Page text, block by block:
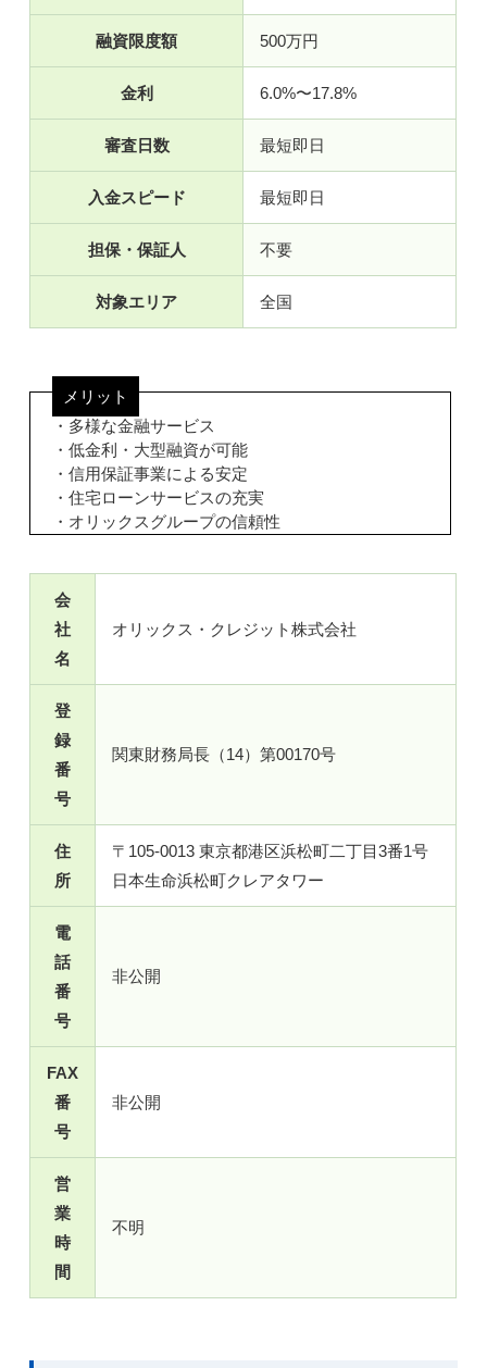
融資限度額 500万円
金利 6.0%〜17.8%
審査日数 最短即日
入金スピード 最短即日
担保・保証人 不要
対象エリア 全国
メリット
・多様な金融サービス
・低金利・大型融資が可能
・信用保証事業による安定
・住宅ローンサービスの充実
・オリックスグループの信頼性
会
社
名
オリックス・クレジット株式会社
登
録
番
号
関東財務局長（14）第00170号
住
所
〒105-0013 東京都港区浜松町二丁目3番1号
日本生命浜松町クレアタワー
電
話
番
号
非公開
FAX
番
号
非公開
営
業
時
間
不明